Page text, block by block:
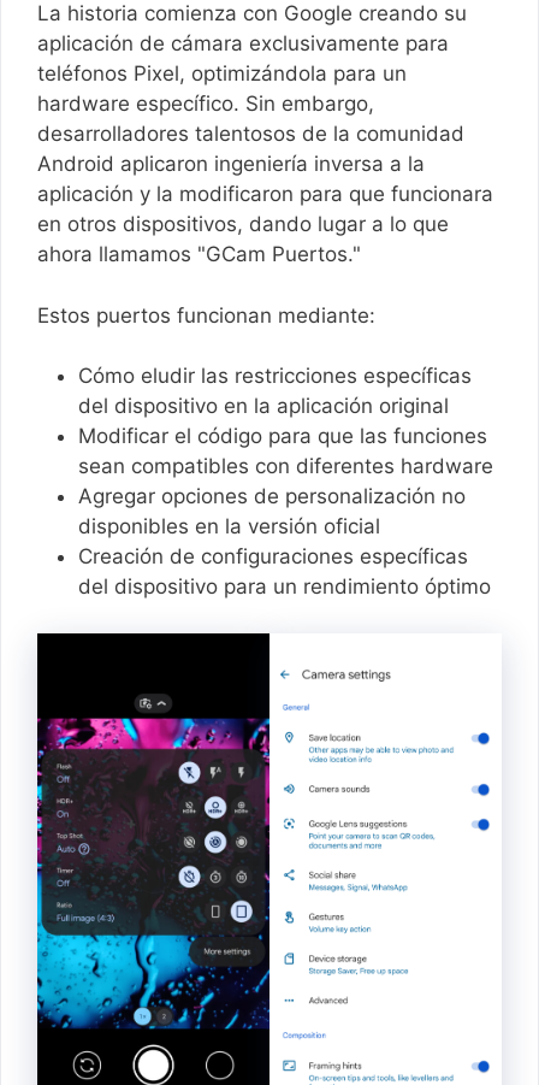
La historia comienza con Google creando su
aplicación de cámara exclusivamente para
teléfonos Pixel, optimizándola para un
hardware específico. Sin embargo,
desarrolladores talentosos de la comunidad
Android aplicaron ingeniería inversa a la
aplicación y la modificaron para que funcionara
en otros dispositivos, dando lugar a lo que
ahora llamamos "GCam Puertos."
Estos puertos funcionan mediante:
Cómo eludir las restricciones específicas
del dispositivo en la aplicación original
Modificar el código para que las funciones
sean compatibles con diferentes hardware
Agregar opciones de personalización no
disponibles en la versión oficial
Creación de configuraciones específicas
del dispositivo para un rendimiento óptimo